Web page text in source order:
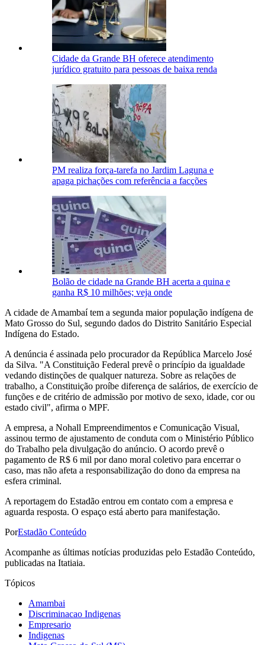
Cidade da Grande BH oferece atendimento
jurídico gratuito para pessoas de baixa renda
PM realiza força-tarefa no Jardim Laguna e
apaga pichações com referência a facções
Bolão de cidade na Grande BH acerta a quina e
ganha R$ 10 milhões; veja onde
A cidade de Amambaí tem a segunda maior população indígena de
Mato Grosso do Sul, segundo dados do Distrito Sanitário Especial
Indígena do Estado.
A denúncia é assinada pelo procurador da República Marcelo José
da Silva. "A Constituição Federal prevê o princípio da igualdade
vedando distinções de qualquer natureza. Sobre as relações de
trabalho, a Constituição proíbe diferença de salários, de exercício de
funções e de critério de admissão por motivo de sexo, idade, cor ou
estado civil", afirma o MPF.
A empresa, a Nohall Empreendimentos e Comunicação Visual,
assinou termo de ajustamento de conduta com o Ministério Público
do Trabalho pela divulgação do anúncio. O acordo prevê o
pagamento de R$ 6 mil por dano moral coletivo para encerrar o
caso, mas não afeta a responsabilização do dono da empresa na
esfera criminal.
A reportagem do Estadão entrou em contato com a empresa e
aguarda resposta. O espaço está aberto para manifestação.
PorEstadão Conteúdo
Acompanhe as últimas notícias produzidas pelo Estadão Conteúdo,
publicadas na Itatiaia.
Tópicos
Amambai
Discriminacao Indigenas
Empresario
Indigenas